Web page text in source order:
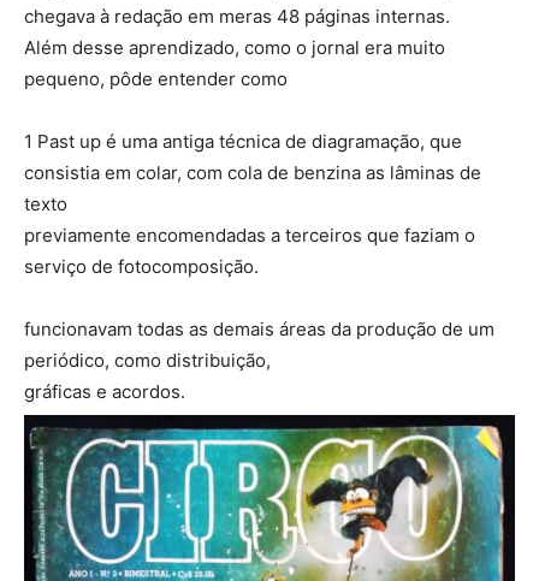
chegava à redação em meras 48 páginas internas.
Além desse aprendizado, como o jornal era muito
pequeno, pôde entender como
1 Past up é uma antiga técnica de diagramação, que
consistia em colar, com cola de benzina as lâminas de
texto
previamente encomendadas a terceiros que faziam o
serviço de fotocomposição.
funcionavam todas as demais áreas da produção de um
periódico, como distribuição,
gráficas e acordos.